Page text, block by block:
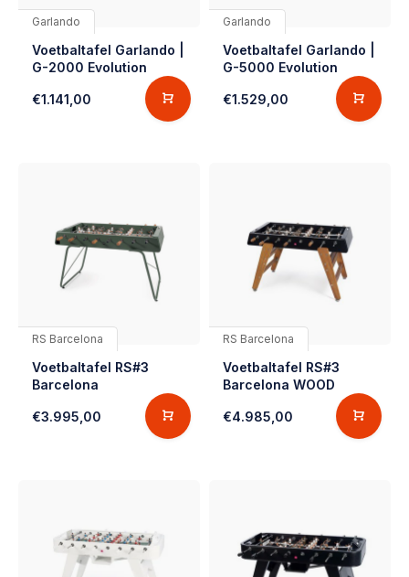
Garlando
Voetbaltafel Garlando |
G-2000 Evolution
€1.141,00
Garlando
Voetbaltafel Garlando |
G-5000 Evolution
€1.529,00
RS Barcelona
Voetbaltafel RS#3
Barcelona
€3.995,00
RS Barcelona
Voetbaltafel RS#3
Barcelona WOOD
€4.985,00